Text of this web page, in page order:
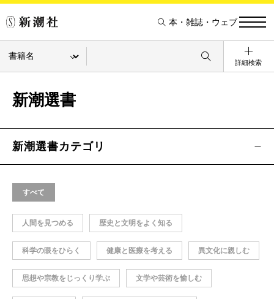
本・雑誌・ウェブ
詳細検索
新潮選書
新潮選書カテゴリ
すべて
人間を見つめる 歴史と文明をよく知る
科学の眼をひらく 健康と医療を考える 異文化に親しむ
思想や宗教をじっくり学ぶ 文学や芸術を愉しむ